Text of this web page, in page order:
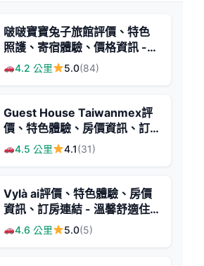
啵啵寶寶兔子旅館評價、特色
照護、寄宿體驗、價格資訊 -
用心守護兔兔的溫馨寄宿
4.2 公里 5.0(84)
Guest House Taiwanmex評
價、特色體驗、房價資訊、訂
房連結 - 溫馨舒適民宿
4.5 公里 4.1(31)
Vylà ai評價、特色體驗、房價
資訊、訂房連結 - 溫馨舒適住
4.6 公里 5.0(5)